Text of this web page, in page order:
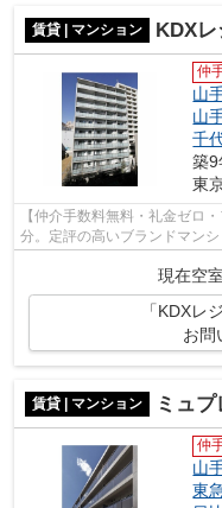
賃貸 | マンション KDX
仲
山
山
千
築9
東
【仲介手数料無料・礼金ゼロ
分。定評の高いブランドマン
現在空
「KDXレ
お問
賃貸 | マンション ミュ
仲
山
東